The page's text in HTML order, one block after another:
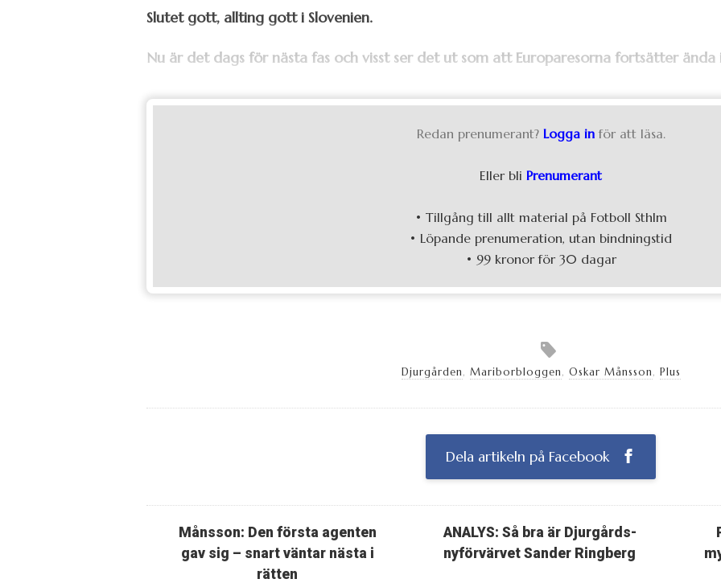
Slutet gott, allting gott i Slovenien.
Nu är det dags för nästa fas och visst ser det ut som att Europaresorna fortsätter ända
Redan prenumerant? Logga in för att läsa.
Eller bli Prenumerant
• Tillgång till allt material på Fotboll Sthlm
• Löpande prenumeration, utan bindningstid
• 99 kronor för 30 dagar
Djurgården, Mariborbloggen, Oskar Månsson, Plus
Dela artikeln på Facebook
Månsson: Den första agenten
gav sig – snart väntar nästa i
rätten
ANALYS: Så bra är Djurgårds-
nyförvärvet Sander Ringberg